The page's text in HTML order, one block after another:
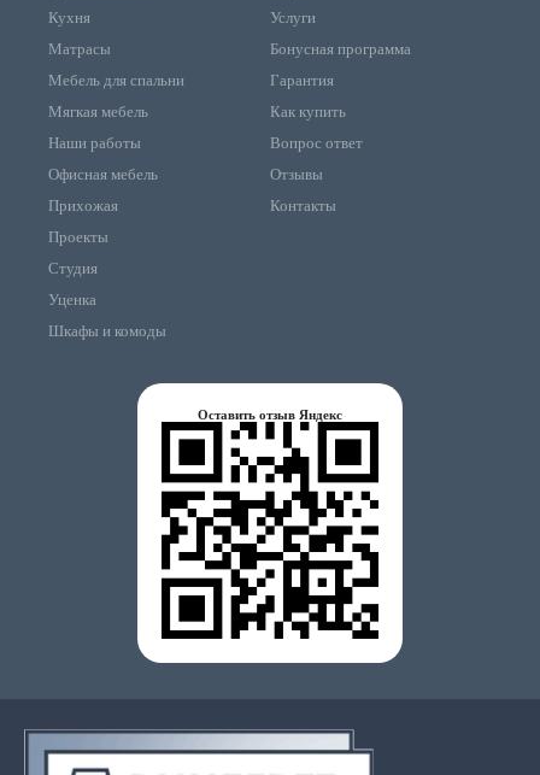
Кухня
Матрасы
Мебель для спальни
Мягкая мебель
Наши работы
Офисная мебель
Прихожая
Проекты
Студия
Уценка
Шкафы и комоды
Услуги
Бонусная программа
Гарантия
Как купить
Вопрос ответ
Отзывы
Контакты
Оставить отзыв Яндекс